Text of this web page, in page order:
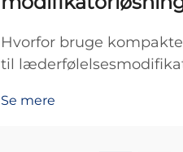
Hvorfor bruge
til
kompakt form gør
Se mere